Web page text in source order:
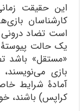
این حقیقت
کارشناسان
است تضاد درونی
یک حالت پیوستۀ
«مستقل» باشد
بازی
آمادۀ شرایط
کراپس) باشند،